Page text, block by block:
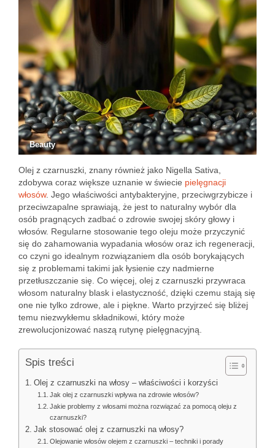
Beauty
Olej z czarnuszki, znany również jako Nigella Sativa,
zdobywa coraz większe uznanie w świecie pielęgnacji
włosów. Jego właściwości antybakteryjne, przeciwgrzybicze i
przeciwzapalne sprawiają, że jest to naturalny wybór dla
osób pragnących zadbać o zdrowie swojej skóry głowy i
włosów. Regularne stosowanie tego oleju może przyczynić
się do zahamowania wypadania włosów oraz ich regeneracji,
co czyni go idealnym rozwiązaniem dla osób borykających
się z problemami takimi jak łysienie czy nadmierne
przetłuszczanie się. Co więcej, olej z czarnuszki przywraca
włosom naturalny blask i elastyczność, dzięki czemu stają się
one nie tylko zdrowe, ale i piękne. Warto przyjrzeć się bliżej
temu niezwykłemu składnikowi, który może
zrewolucjonizować naszą rutynę pielęgnacyjną.
Spis treści
Olej z czarnuszki na włosy – właściwości i korzyści
Jak olej z czarnuszki wpływa na zdrowie włosów?
Jakie problemy z włosami można rozwiązać za pomocą oleju z
czarnuszki?
Jak stosować olej z czarnuszki na włosy?
Olejowanie włosów olejem z czarnuszki – techniki i porady